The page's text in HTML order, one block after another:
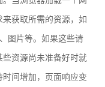
获取所需的资源，如
图片等。如果这些请
资源尚未准备好时就
间增加，页面响应变